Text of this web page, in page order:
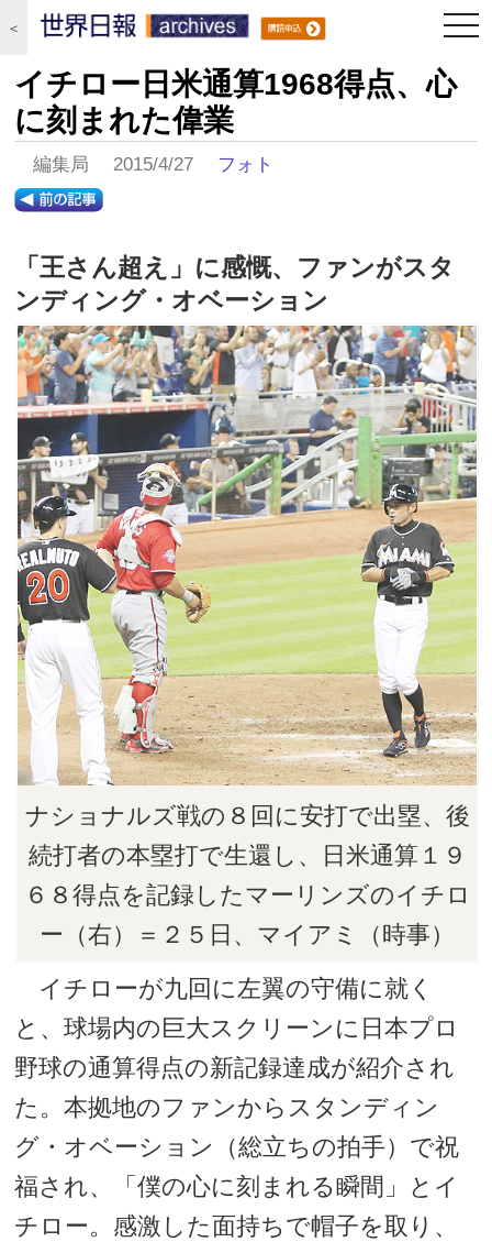
＜
イチロー日米通算1968得点、心
に刻まれた偉業
編集局 2015/4/27 フォト
「王さん超え」に感慨、ファンがスタ
ンディング・オベーション
ナショナルズ戦の８回に安打で出塁、後
続打者の本塁打で生還し、日米通算１９
６８得点を記録したマーリンズのイチロ
ー（右）＝２５日、マイアミ（時事）
イチローが九回に左翼の守備に就く
と、球場内の巨大スクリーンに日本プロ
野球の通算得点の新記録達成が紹介され
た。本拠地のファンからスタンディン
グ・オベーション（総立ちの拍手）で祝
福され、「僕の心に刻まれる瞬間」とイ
チロー。感激した面持ちで帽子を取り、